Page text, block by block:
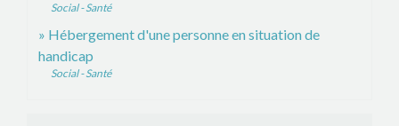
Social - Santé
Hébergement d'une personne en situation de
handicap
Social - Santé